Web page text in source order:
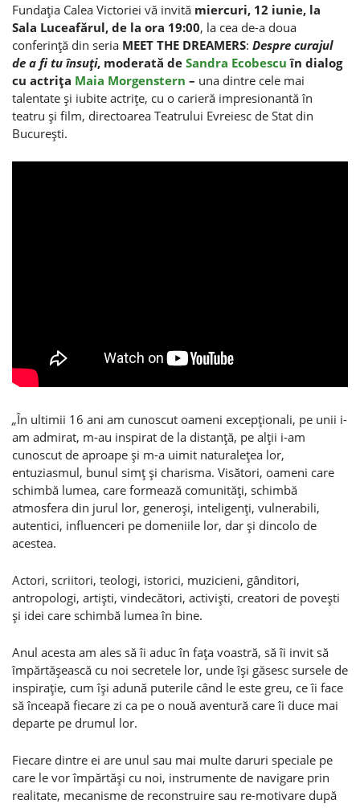
Fundaţia Calea Victoriei vă invită miercuri, 12 iunie, la
Sala Luceafărul, de la ora 19:00, la cea de-a doua
conferinţă din seria MEET THE DREAMERS: Despre curajul
de a fi tu însuţi, moderată de Sandra Ecobescu în dialog
cu actriţa Maia Morgenstern – una dintre cele mai
talentate şi iubite actriţe, cu o carieră impresionantă în
teatru şi film, directoarea Teatrului Evreiesc de Stat din
Bucureşti.
„În ultimii 16 ani am cunoscut oameni excepţionali, pe unii i-
am admirat, m-au inspirat de la distanţă, pe alţii i-am
cunoscut de aproape şi m-a uimit naturaleţea lor,
entuziasmul, bunul simţ şi charisma. Visători, oameni care
schimbă lumea, care formează comunităţi, schimbă
atmosfera din jurul lor, generoşi, inteligenţi, vulnerabili,
autentici, influenceri pe domeniile lor, dar şi dincolo de
acestea.
Actori, scriitori, teologi, istorici, muzicieni, gânditori,
antropologi, artişti, vindecători, activişti, creatori de poveşti
şi idei care schimbă lumea în bine.
Anul acesta am ales să îi aduc în faţa voastră, să îi invit să
împărtăşească cu noi secretele lor, unde îşi găsesc sursele de
inspiraţie, cum îşi adună puterile când le este greu, ce îi face
să înceapă fiecare zi ca pe o nouă aventură care îi duce mai
departe pe drumul lor.
Fiecare dintre ei are unul sau mai multe daruri speciale pe
care le vor împărtăşi cu noi, instrumente de navigare prin
realitate, mecanisme de reconstruire sau re-motivare după